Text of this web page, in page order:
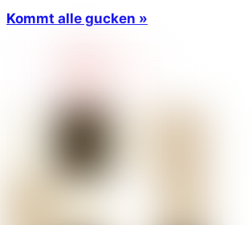
Kommt alle gucken »